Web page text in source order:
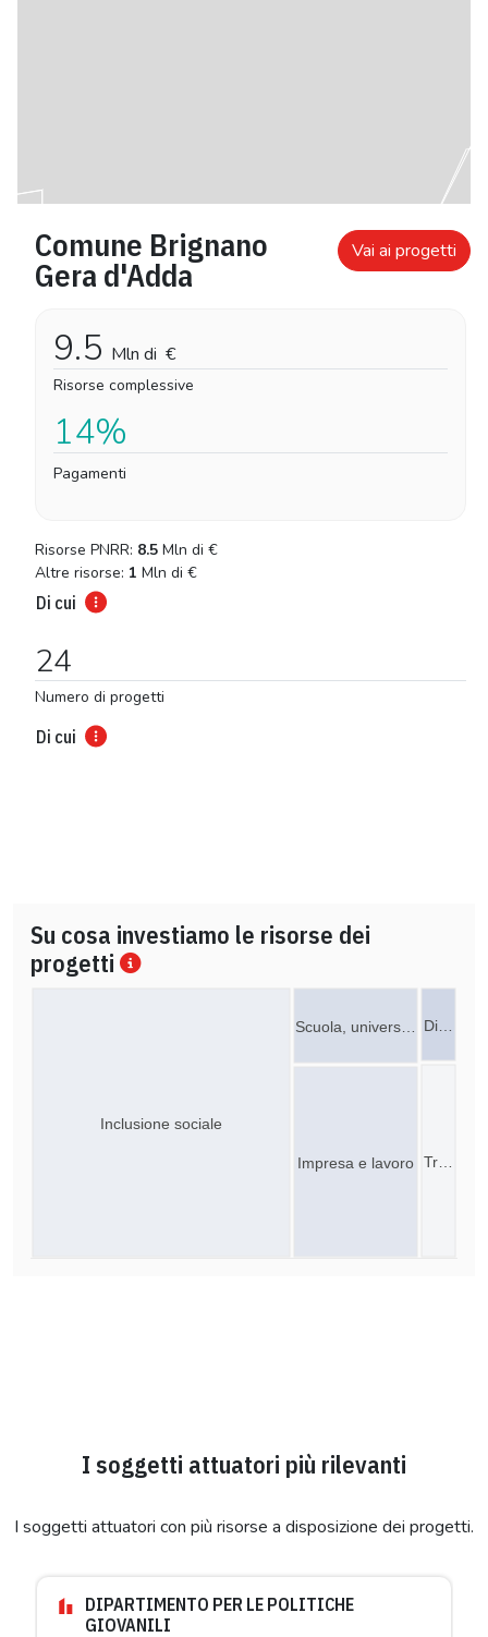
Comune Brignano
Gera d'Adda
Vai ai progetti
9.5 Mln di €
Risorse complessive
14%
Pagamenti
Risorse PNRR: 8.5 Mln di €
Altre risorse: 1 Mln di €
Di cui
24
Numero di progetti
Di cui
Su cosa investiamo le risorse dei
progetti
Di…
Scuola, univers…
Impresa e lavoro
Inclusione sociale
Tr…
I soggetti attuatori più rilevanti
I soggetti attuatori con più risorse a disposizione dei progetti.
DIPARTIMENTO PER LE POLITICHE
GIOVANILI